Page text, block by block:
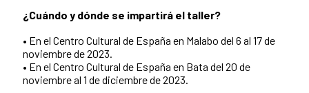
¿Cuándo y dónde se impartirá el taller?
• En el Centro Cultural de España en Malabo del 6 al 17 de
noviembre de 2023.
• En el Centro Cultural de España en Bata del 20 de
noviembre al 1 de diciembre de 2023.